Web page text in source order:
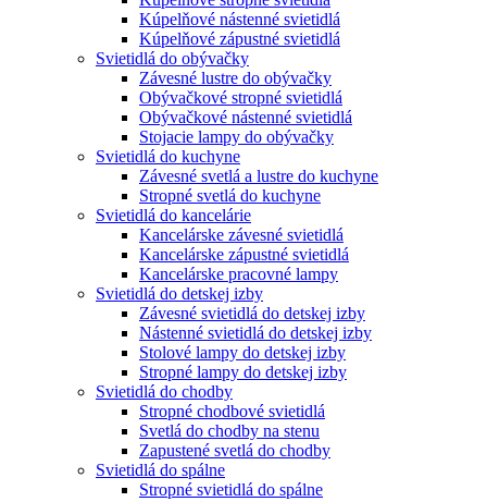
Kúpelňové nástenné svietidlá
Kúpelňové zápustné svietidlá
Svietidlá do obývačky
Závesné lustre do obývačky
Obývačkové stropné svietidlá
Obývačkové nástenné svietidlá
Stojacie lampy do obývačky
Svietidlá do kuchyne
Závesné svetlá a lustre do kuchyne
Stropné svetlá do kuchyne
Svietidlá do kancelárie
Kancelárske závesné svietidlá
Kancelárske zápustné svietidlá
Kancelárske pracovné lampy
Svietidlá do detskej izby
Závesné svietidlá do detskej izby
Nástenné svietidlá do detskej izby
Stolové lampy do detskej izby
Stropné lampy do detskej izby
Svietidlá do chodby
Stropné chodbové svietidlá
Svetlá do chodby na stenu
Zapustené svetlá do chodby
Svietidlá do spálne
Stropné svietidlá do spálne